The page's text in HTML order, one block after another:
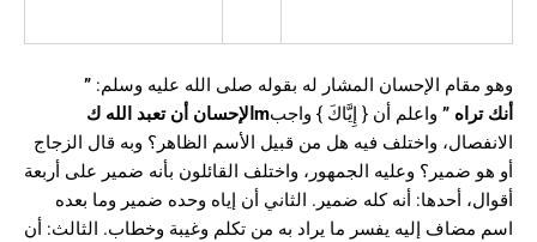
وهو مقام الإحسان المشار له بقوله صلى الله عليه وسلم: ”
الإحسان أن تعبد الله ك m أنك تراه ” واعلم أن { إِيَّاكَ } واجب
الانفصال، واختلف فيه هل من قبيل الأسم الظاهر؟ وبه قال الزجاج
أو هو ضمير؟ وعليه الجمهور، واختلف القائلون بأنه ضمير على أربعة
أقوال، أحدها: أنه كله ضمير. الثاني أن إياه وحده ضمير وما بعده
اسم مضاف إليه يفسر ما يراد به من تكلم وغيبة وخطاب. الثالث: أن